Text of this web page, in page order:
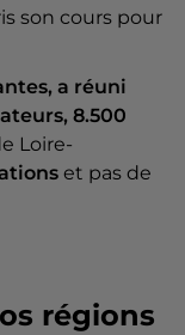
son cours pour
a réuni
8.500
Loire-
et pas de
régions